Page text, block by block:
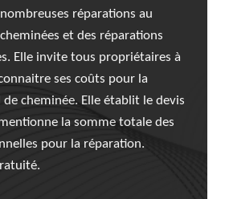
réparations au
et des réparations
Elle invite tous propriétaires à
ses coûts pour la
cheminée. Elle établit le devis
la somme totale des
pour la réparation.